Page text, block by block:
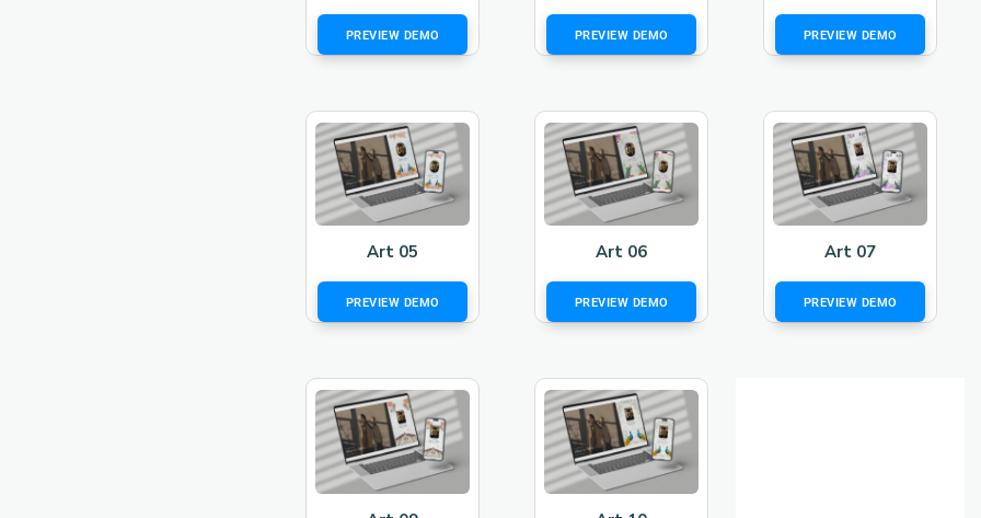
PREVIEW DEMO PREVIEW DEMO PREVIEW DEMO
Art 05
PREVIEW DEMO
Art 06
PREVIEW DEMO
Art 07
PREVIEW DEMO